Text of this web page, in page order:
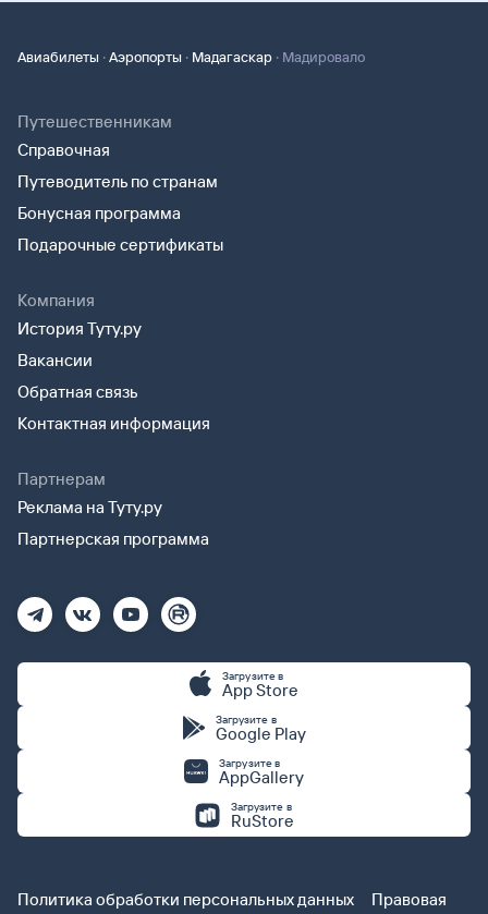
Авиабилеты ·Аэропорты · Мадагаскар · Мадировало
Путешественникам
Справочная
Путеводитель по странам
Бонусная программа
Подарочные сертификаты
Компания
История Туту.ру
Вакансии
Обратная связь
Контактная информация
Партнерам
Реклама на Туту.ру
Партнерская программа
Загрузите в
App Store
Загрузите в
Google Play
Загрузите в
AppGallery
Загрузите в
RuStore
Политика обработки персональных данных
Правовая